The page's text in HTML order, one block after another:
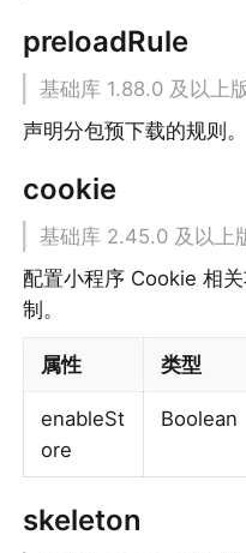
preloadRule
基础库 1.88.0 及以上
声明分包预下载的规则。
cookie
基础库 2.45.0 及以上
配置小程序 Cookie 相
制。
属性 类型
enableSt
ore
Boolean
skeleton